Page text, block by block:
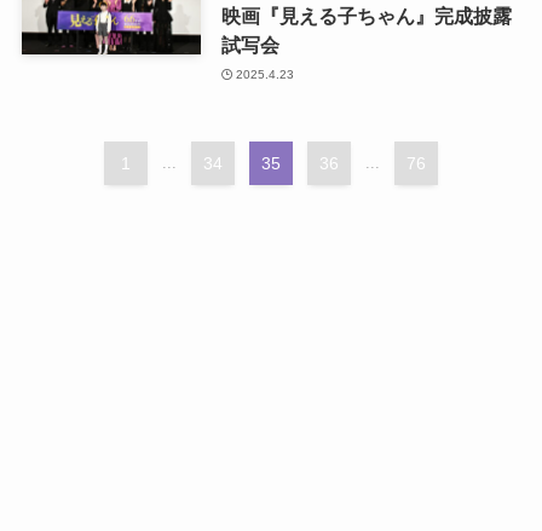
映画『見える子ちゃん』完成披露
試写会
2025.4.23
1 34 35 36 76